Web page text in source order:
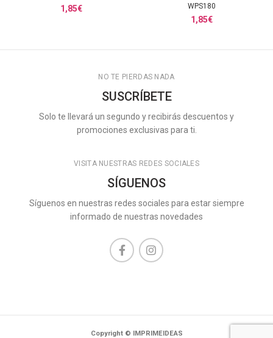
1,85€ WPS180
1,85€
NO TE PIERDAS NADA
SUSCRÍBETE
Solo te llevará un segundo y recibirás descuentos y
promociones exclusivas para ti.
VISITA NUESTRAS REDES SOCIALES
SÍGUENOS
Síguenos en nuestras redes sociales para estar siempre
informado de nuestras novedades
Copyright © IMPRIMEIDEAS